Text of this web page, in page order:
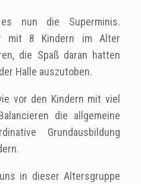
nun die Superminis.
mit 8 Kindern im Alter
die Spaß daran hatten
Halle auszutoben.
vor den Kindern mit viel
die allgemeine
Grundausbildung
in dieser Altersgruppe